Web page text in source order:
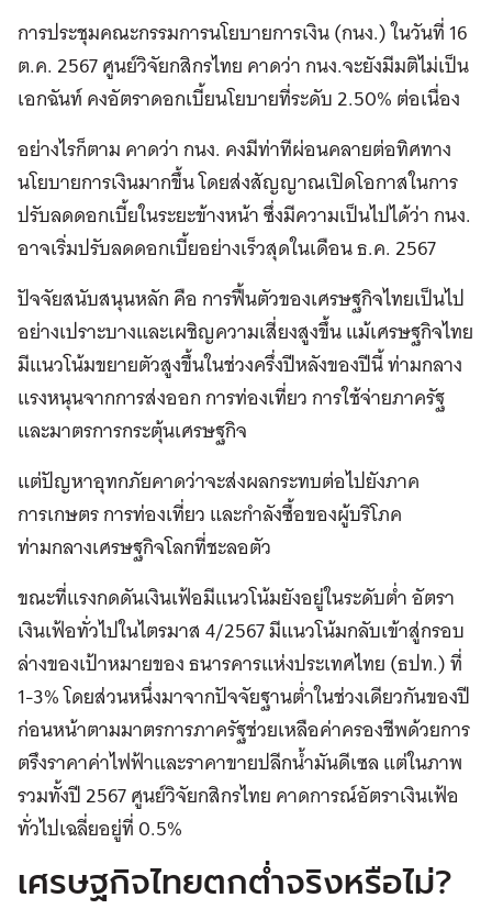
การประชุมคณะกรรมการนโยบายการเงิน (กนง.) ในวันที่ 16
ต.ค. 2567 ศูนย์วิจัยกสิกรไทย คาดว่า กนง.จะยังมีมติไม่เป็น
เอกฉันท์ คงอัตราดอกเบี้ยนโยบายที่ระดับ 2.50% ต่อเนื่อง
อย่างไรก็ตาม คาดว่า กนง. คงมีท่าทีผ่อนคลายต่อทิศทาง
นโยบายการเงินมากขึ้น โดยส่งสัญญาณเปิดโอกาสในการ
ปรับลดดอกเบี้ยในระยะข้างหน้า ซึ่งมีความเป็นไปได้ว่า กนง.
อาจเริ่มปรับลดดอกเบี้ยอย่างเร็วสุดในเดือน ธ.ค. 2567
ปัจจัยสนับสนุนหลัก คือ การฟื้นตัวของเศรษฐกิจไทยเป็นไป
อย่างเปราะบางและเผชิญความเสี่ยงสูงขึ้น แม้เศรษฐกิจไทย
มีแนวโน้มขยายตัวสูงขึ้นในช่วงครึ่งปีหลังของปีนี้ ท่ามกลาง
แรงหนุนจากการส่งออก การท่องเที่ยว การใช้จ่ายภาครัฐ
และมาตรการกระตุ้นเศรษฐกิจ
แต่ปัญหาอุทกภัยคาดว่าจะส่งผลกระทบต่อไปยังภาค
การเกษตร การท่องเที่ยว และกำลังซื้อของผู้บริโภค
ท่ามกลางเศรษฐกิจโลกที่ชะลอตัว
ขณะที่แรงกดดันเงินเฟ้อมีแนวโน้มยังอยู่ในระดับต่ำ อัตรา
เงินเฟ้อทั่วไปในไตรมาส 4/2567 มีแนวโน้มกลับเข้าสู่กรอบ
ล่างของเป้าหมายของ ธนารคารแห่งประเทศไทย (ธปท.) ที่
1-3% โดยส่วนหนึ่งมาจากปัจจัยฐานต่ำในช่วงเดียวกันของปี
ก่อนหน้าตามมาตรการภาครัฐช่วยเหลือค่าครองชีพด้วยการ
ตรึงราคาค่าไฟฟ้าและราคาขายปลีกน้ำมันดีเซล แต่ในภาพ
รวมทั้งปี 2567 ศูนย์วิจัยกสิกรไทย คาดการณ์อัตราเงินเฟ้อ
ทั่วไปเฉลี่ยอยู่ที่ 0.5%
เศรษฐกิจไทยตกต่ำจริงหรือไม่?